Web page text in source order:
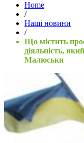
Home
/
Наші новини
/
Що містить
діяльність,
Малюськи